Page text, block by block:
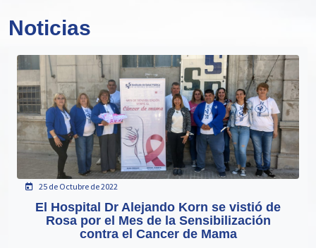
Noticias
25 de Octubre de 2022
El Hospital Dr Alejando Korn se vistió de
Rosa por el Mes de la Sensibilización
contra el Cancer de Mama